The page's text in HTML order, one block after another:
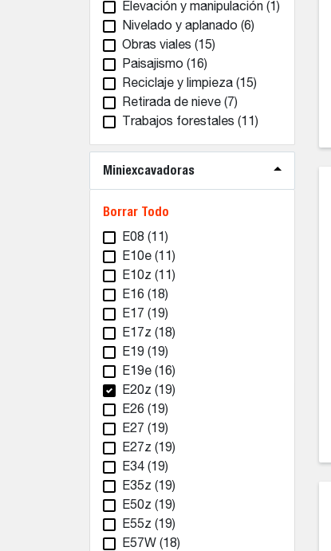
Elevación y manipulación (1)
Nivelado y aplanado (6)
Obras viales (15)
Paisajismo (16)
Reciclaje y limpieza (15)
Retirada de nieve (7)
Trabajos forestales (11)
Miniexcavadoras
Borrar Todo
E08 (11)
E10e (11)
E10z (11)
E16 (18)
E17 (19)
E17z (18)
E19 (19)
E19e (16)
E20z (19)
E26 (19)
E27 (19)
E27z (19)
E34 (19)
E35z (19)
E50z (19)
E55z (19)
E57W (18)